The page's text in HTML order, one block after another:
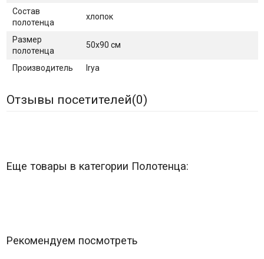
Состав
полотенца
хлопок
Размер
полотенца
50х90 см
Производитель Irya
Отзывы посетителей(0)
Еще товары в категории Полотенца:
Рекомендуем посмотреть